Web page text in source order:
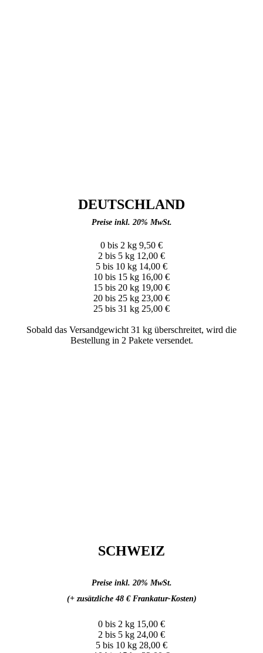
DEUTSCHLAND
Preise inkl. 20% MwSt.
0 bis 2 kg 9,50 €
2 bis 5 kg 12,00 €
5 bis 10 kg 14,00 €
10 bis 15 kg 16,00 €
15 bis 20 kg 19,00 €
20 bis 25 kg 23,00 €
25 bis 31 kg 25,00 €
Sobald das Versandgewicht 31 kg überschreitet, wird die
Bestellung in 2 Pakete versendet.
SCHWEIZ
Preise inkl. 20% MwSt.
(+ zusätzliche 48 € Frankatur-Kosten)
0 bis 2 kg 15,00 €
2 bis 5 kg 24,00 €
5 bis 10 kg 28,00 €